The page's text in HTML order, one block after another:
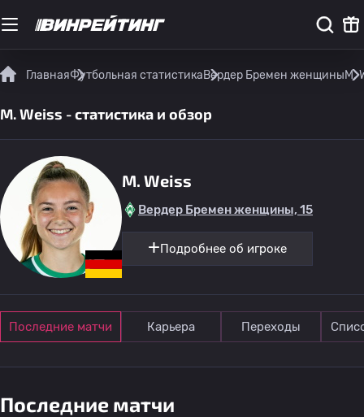
ГлавнаяФутбольная статистикаВердер Бремен женщиныM.
M. Weiss - статистика и обзор
M. Weiss
Вердер Бремен женщины, 15
Подробнее об игроке
Последние матчи Карьера Переходы
Последние матчи